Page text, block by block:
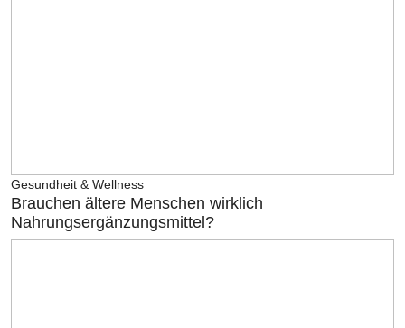
Gesundheit & Wellness
Brauchen ältere Menschen wirklich
Nahrungsergänzungsmittel?